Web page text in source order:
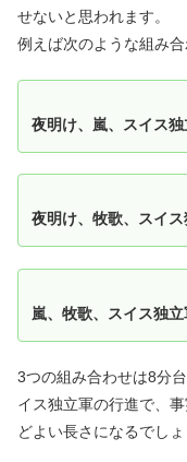
せないと思われます。
例えば次のような組み
夜明け、嵐、スイス
夜明け、牧歌、スイ
嵐、牧歌、スイス独
3つの組み合わせは8分
イス独立軍の行進で、
どよい長さになるでしょ